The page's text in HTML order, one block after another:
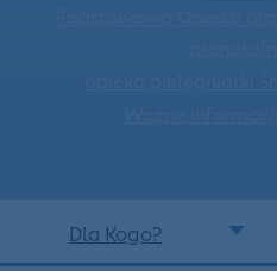
Dla Kogo?